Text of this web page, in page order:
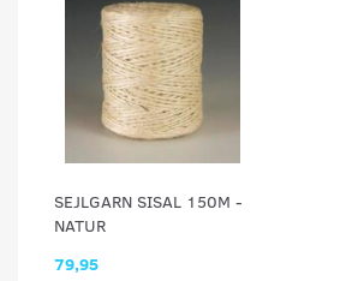
SEJLGARN SISAL 150M -
NATUR
79,95